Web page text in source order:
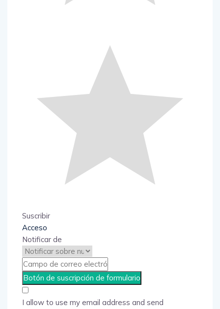
Suscribir
Acceso
Notificar de
I allow to use my email address and send